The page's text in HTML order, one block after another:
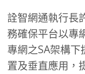
詮智網通執行長
務確保平台以專
專網之SA架構
置及垂直應用，